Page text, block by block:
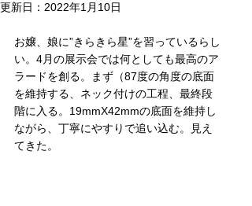
更新日： 2022年1月10日
お嬢、娘に”きらきら星”を習っているらし
い。4月の展示会では何としても最高のア
ラードを創る。まず（87度の角度の底面
を維持する、ネック付けの工程、最終段
階に入る。19mmX42mmの底面を維持し
ながら、丁寧にやすりで追い込む。見え
てきた。